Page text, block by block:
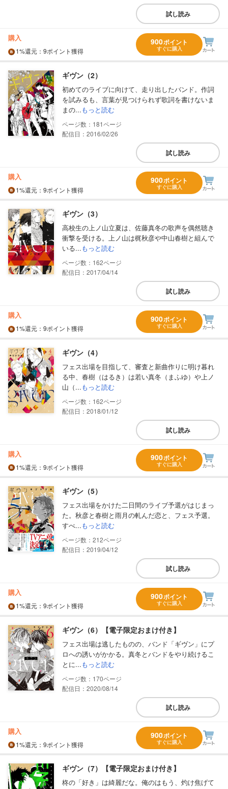
試し読み
購入
1%還元 ：9ポイント獲得
900ポイント
すぐに購入
ギヴン（2）
初めてのライブに向けて、走り出したバンド。作詞
を試みるも、言葉が見つけられず歌詞を書けないま
まの...もっと読む
181
配信日：2016/02/26
試し読み
購入
1%還元 ：9ポイント獲得
900ポイント
すぐに購入
ギヴン（3）
高校生の上ノ山立夏は、佐藤真冬の歌声を偶然聴き
衝撃を受ける。上ノ山は梶秋彦や中山春樹と組んで
いる...もっと読む
162
配信日：2017/04/14
試し読み
購入
1%還元 ：9ポイント獲得
900ポイント
すぐに購入
ギヴン（4）
フェス出場を目指して、審査と新曲作りに明け暮れ
る中、春樹（はるき）は若い真冬（まふゆ）や上ノ
山（...もっと読む
162
配信日：2018/01/12
試し読み
購入
1%還元 ：9ポイント獲得
900ポイント
すぐに購入
ギヴン（5）
フェス出場をかけた二日間のライブ予選がはじまっ
た。秋彦と春樹と雨月の軋んだ恋と、フェス予選。
すべ...もっと読む
212
配信日：2019/04/12
試し読み
購入
1%還元 ：9ポイント獲得
900ポイント
すぐに購入
ギヴン（6）【電子限定おまけ付き】
フェス出場は逃したものの、バンド「ギヴン」にプ
ロへの誘いがかかる。真冬とバンドをやり続けるこ
とに...もっと読む
170
配信日：2020/08/14
試し読み
購入
1%還元 ：9ポイント獲得
900ポイント
すぐに購入
ギヴン（7）【電子限定おまけ付き】
柊の「好き」は綺麗だな。俺のはもう、灼け焦げて